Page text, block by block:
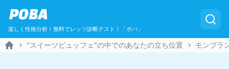
POBA
楽しく性格分析！無料でレッツ診断テスト！「ポバ」
“スイーツビュッフェ”の中でのあなたの立ち位置 モンブラ